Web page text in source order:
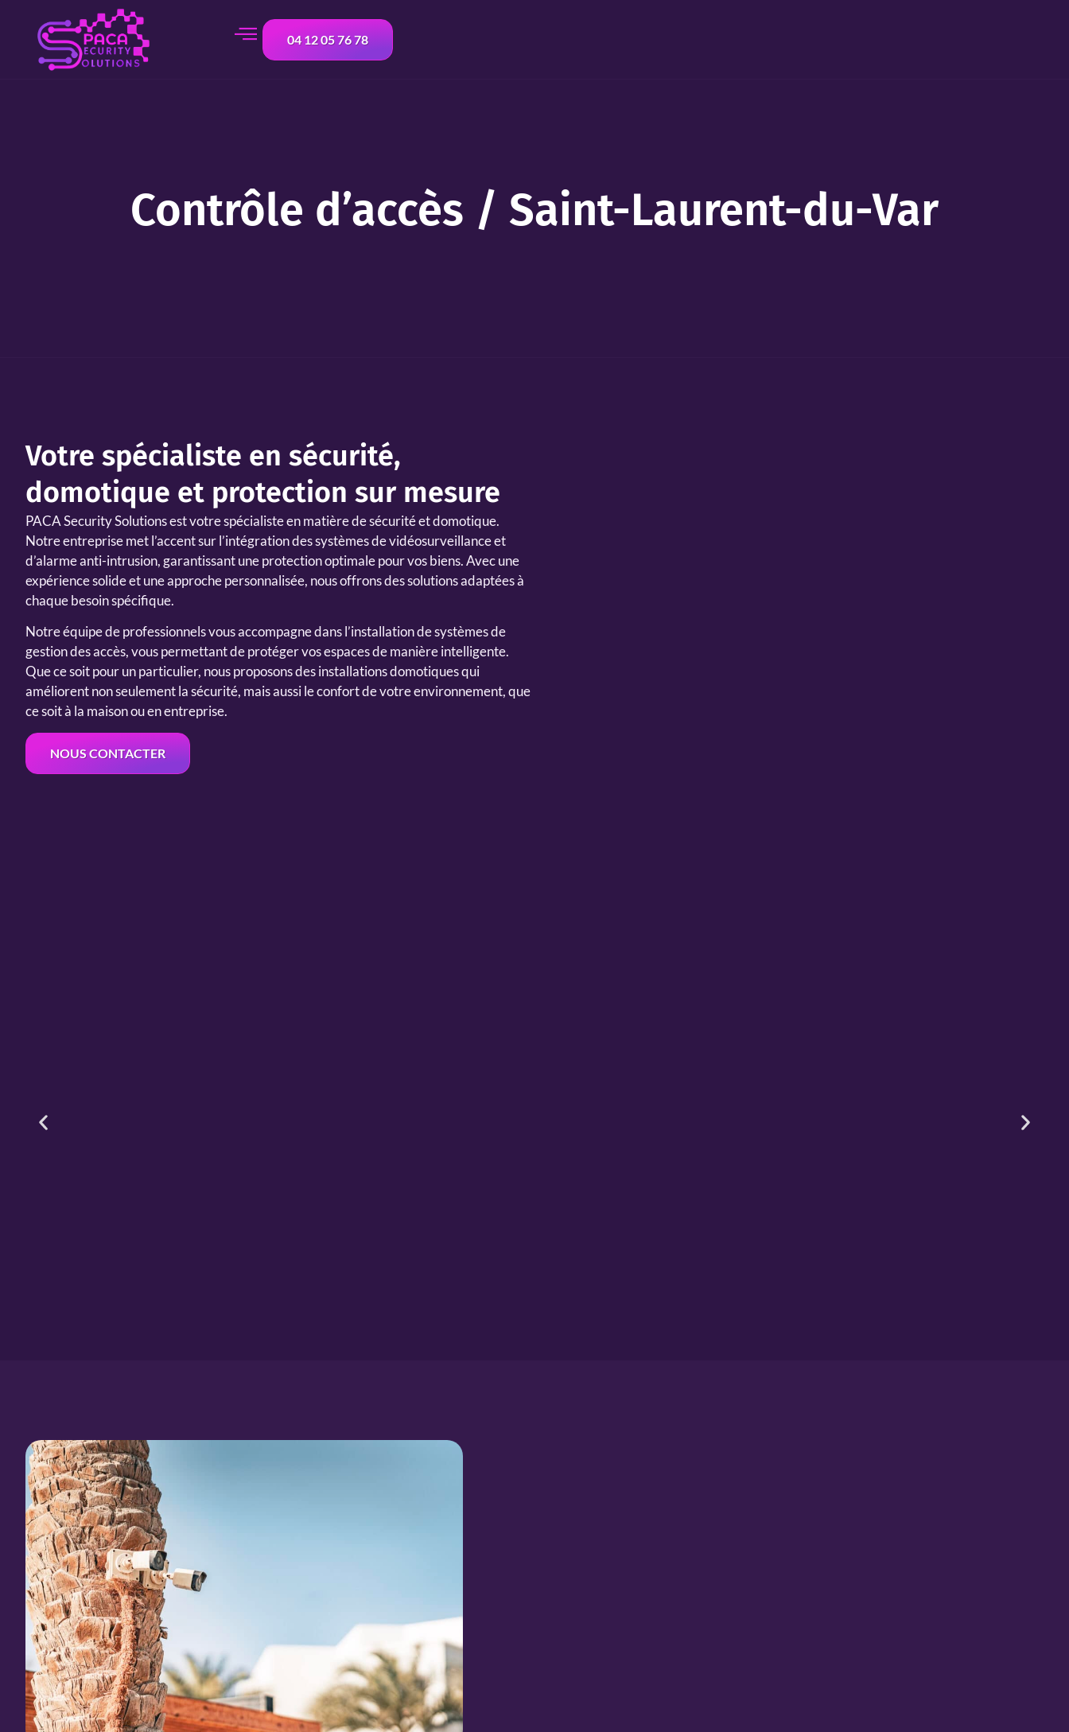
principal
04 12 05 76 78
Contrôle d’accès / Saint-Laurent-du-Var
Votre spécialiste en sécurité,
domotique et protection sur mesure
PACA Security Solutionsest votre spécialiste en matière de sécurité et domotique.
Notre entreprise met l’accent sur l’intégration des systèmes de vidéosurveillance et
d’alarme anti-intrusion, garantissant une protection optimale pour vos biens. Avec une
expérience solide et une approche personnalisée, nous offrons des solutions adaptées à
chaque besoin spécifique.
Notre équipe de professionnels vous accompagne dans l’installation de systèmes de
gestion des accès, vous permettant de protéger vos espaces de manière intelligente.
Que ce soit pour un particulier, nous proposons des installations domotiques qui
améliorent non seulement la sécurité, mais aussi le confort de votre environnement, que
ce soit à la maison ou en entreprise.
NOUS CONTACTER